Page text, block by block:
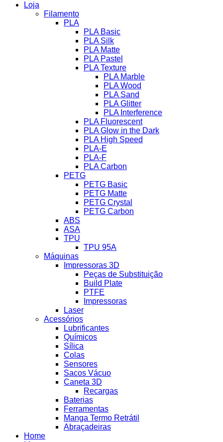
Loja
Filamento
PLA
PLA Basic
PLA Silk
PLA Matte
PLA Pastel
PLA Texture
PLA Marble
PLA Wood
PLA Sand
PLA Glitter
PLA Interference
PLA Fluorescent
PLA Glow in the Dark
PLA High Speed
PLA-E
PLA-F
PLA Carbon
PETG
PETG Basic
PETG Matte
PETG Crystal
PETG Carbon
ABS
ASA
TPU
TPU 95A
Máquinas
Impressoras 3D
Peças de Substituição
Build Plate
PTFE
Impressoras
Laser
Acessórios
Lubrificantes
Químicos
Sílica
Colas
Sensores
Sacos Vácuo
Caneta 3D
Recargas
Baterias
Ferramentas
Manga Termo Retrátil
Abraçadeiras
Home